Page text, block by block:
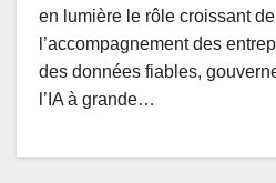
en lumière le rôle croissant
l’accompagnement des
des données fiables,
l’IA à grande…